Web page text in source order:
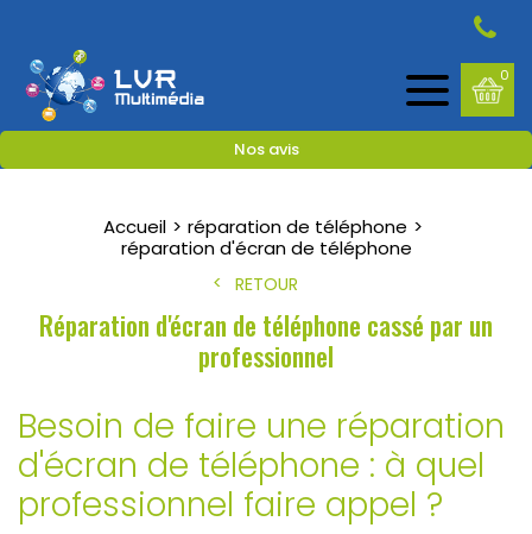
Nos avis
0
Accueil
réparation de téléphone
réparation d'écran de téléphone
RETOUR
Réparation d'écran de téléphone cassé par un
professionnel
Besoin de faire une réparation
d'écran de téléphone : à quel
professionnel faire appel ?